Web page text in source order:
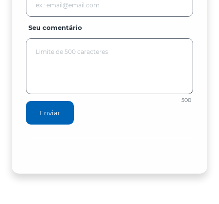
Seu comentário
500
Enviar